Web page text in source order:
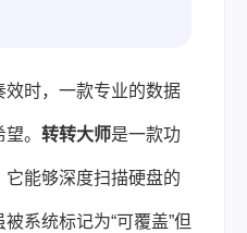
效时，一款专业的数据
。 转转大师是一款功
能够深度扫描硬盘的
系统标记为“可覆盖”但